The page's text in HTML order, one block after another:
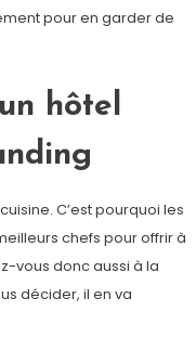
pour en garder de
hôtel
C’est pourquoi les
chefs pour offrir à
vous donc aussi à la
décider, il en va